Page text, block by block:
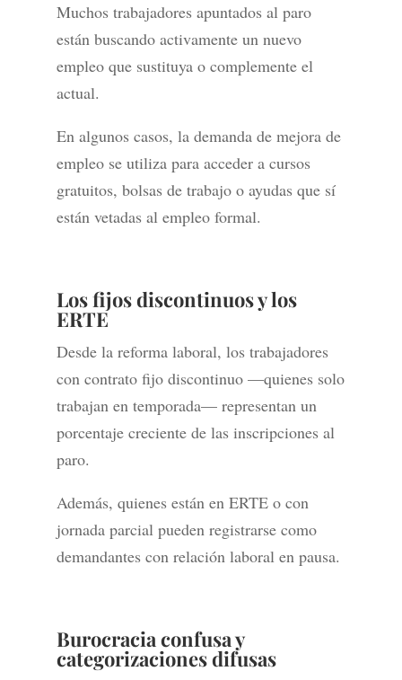
Muchos trabajadores apuntados al paro
están buscando activamente un nuevo
empleo que sustituya o complemente el
actual.
En algunos casos, la demanda de mejora de
empleo se utiliza para acceder a cursos
gratuitos, bolsas de trabajo o ayudas que sí
están vetadas al empleo formal.
Los fijos discontinuos y los
ERTE
Desde la reforma laboral, los trabajadores
con contrato fijo discontinuo —quienes solo
trabajan en temporada— representan un
porcentaje creciente de las inscripciones al
paro.
Además, quienes están en ERTE o con
jornada parcial pueden registrarse como
demandantes con relación laboral en pausa.
Burocracia confusa y
categorizaciones difusas